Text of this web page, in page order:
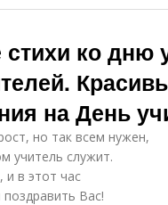
ко дню
на День
но так всем нужен,
учитель служит.
и в этот час
Вас!